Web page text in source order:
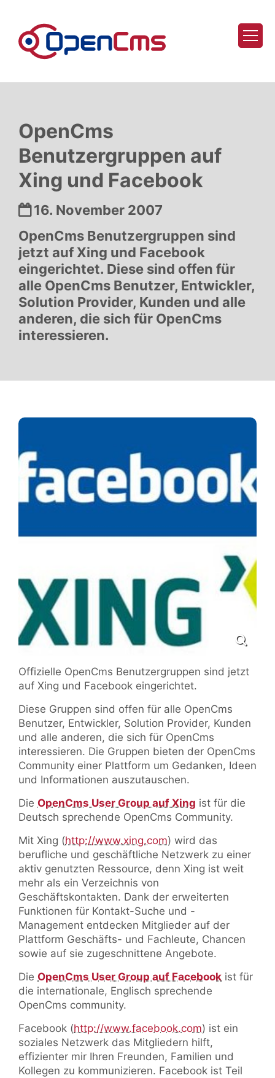
OpenCms
Benutzergruppen auf
Xing und Facebook
Datum:
16. November 2007
OpenCms Benutzergruppen sind
jetzt auf Xing und Facebook
eingerichtet. Diese sind offen für
alle OpenCms Benutzer, Entwickler,
Solution Provider, Kunden und alle
anderen, die sich für OpenCms
interessieren.
Offizielle OpenCms Benutzergruppen sind jetzt
auf Xing und Facebook eingerichtet.
Diese Gruppen sind offen für alle OpenCms
Benutzer, Entwickler, Solution Provider, Kunden
und alle anderen, die sich für OpenCms
interessieren. Die Gruppen bieten der OpenCms
Community einer Plattform um Gedanken, Ideen
und Informationen auszutauschen.
Die OpenCms User Group auf Xing ist für die
Deutsch sprechende OpenCms Community.
Mit Xing (http://www.xing.com) wird das
berufliche und geschäftliche Netzwerk zu einer
aktiv genutzten Ressource, denn Xing ist weit
mehr als ein Verzeichnis von
Geschäftskontakten. Dank der erweiterten
Funktionen für Kontakt-Suche und -
Management entdecken Mitglieder auf der
Plattform Geschäfts- und Fachleute, Chancen
sowie auf sie zugeschnittene Angebote.
Die OpenCms User Group auf Facebook ist für
die internationale, Englisch sprechende
OpenCms community.
Facebook (http://www.facebook.com) ist ein
soziales Netzwerk das Mitgliedern hilft,
effizienter mir Ihren Freunden, Familien und
Kollegen zu kommunizieren. Facebook ist Teil